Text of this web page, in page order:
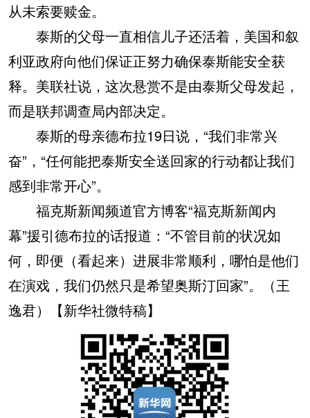
从未索要赎金。
泰斯的父母一直相信儿子还活着，美国和叙
利亚政府向他们保证正努力确保泰斯能安全获
释。美联社说，这次悬赏不是由泰斯父母发起，
而是联邦调查局内部决定。
泰斯的母亲德布拉19日说，“我们非常兴
奋”，“任何能把泰斯安全送回家的行动都让我们
感到非常开心”。
福克斯新闻频道官方博客“福克斯新闻内
幕”援引德布拉的话报道：“不管目前的状况如
何，即便（看起来）进展非常顺利，哪怕是他们
在演戏，我们仍然只是希望奥斯汀回家”。（王
逸君）【新华社微特稿】